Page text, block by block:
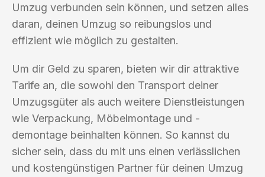
Umzug verbunden sein können, und setzen alles
daran, deinen Umzug so reibungslos und
effizient wie möglich zu gestalten.
Um dir Geld zu sparen, bieten wir dir attraktive
Tarife an, die sowohl den Transport deiner
Umzugsgüter als auch weitere Dienstleistungen
wie Verpackung, Möbelmontage und -
demontage beinhalten können. So kannst du
sicher sein, dass du mit uns einen verlässlichen
und kostengünstigen Partner für deinen Umzug